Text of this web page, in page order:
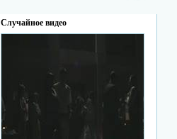
Случайное видео